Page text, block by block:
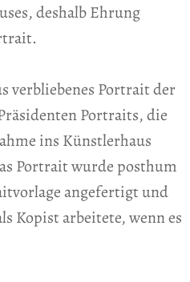
deshalb Ehrung
verbliebenes Portrait der
Portraits, die
ins Künstlerhaus
Portrait wurde posthum
angefertigt und
Kopist arbeitete, wenn es